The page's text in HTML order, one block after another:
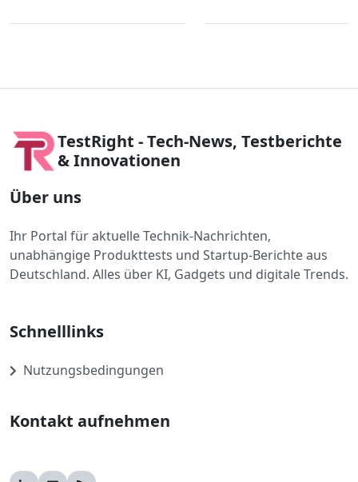
TestRight - Tech-News, Testberichte
& Innovationen
Über uns
Ihr Portal für aktuelle Technik-Nachrichten,
unabhängige Produkttests und Startup-Berichte aus
Deutschland. Alles über KI, Gadgets und digitale Trends.
Schnelllinks
Nutzungsbedingungen
Kontakt aufnehmen